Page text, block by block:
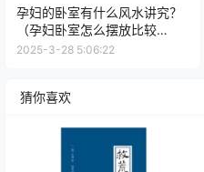
孕妇的卧室有什么风水讲究？
（孕妇卧室怎么摆放比较
好？）
2025-3-28 5:06:22
猜你喜欢